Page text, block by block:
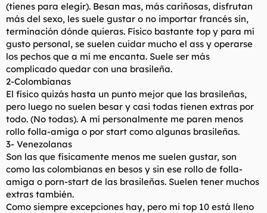
(tienes para elegir). Besan mas, más cariñosas, disfrutan
más del sexo, les suele gustar o no importar francés sin,
terminación dónde quieras. Físico bastante top y para mí
gusto personal, se suelen cuidar mucho el ass y operarse
los pechos que a mí me encanta. Suele ser más
complicado quedar con una brasileña.
2-Colombianas
El físico quizás hasta un punto mejor que las brasileñas,
pero luego no suelen besar y casi todas tienen extras por
todo. (No todas). A mí personalmente me paren menos
rollo folla-amiga o por start como algunas brasileñas.
3- Venezolanas
Son las que físicamente menos me suelen gustar, son
como las colombianas en besos y sin ese rollo de folla-
amiga o porn-start de las brasileñas. Suelen tener muchos
extras también.
Como siempre excepciones hay, pero mi top 10 está lleno